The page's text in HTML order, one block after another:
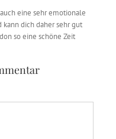
eine sehr emotionale
dich daher sehr gut
so eine schöne Zeit